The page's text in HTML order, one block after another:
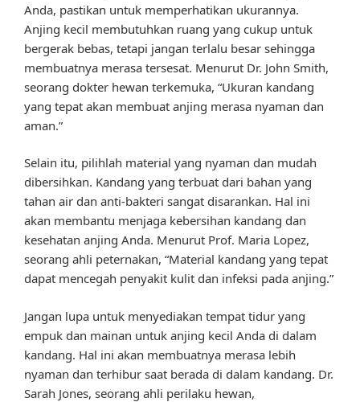
Anda, pastikan untuk memperhatikan ukurannya.
Anjing kecil membutuhkan ruang yang cukup untuk
bergerak bebas, tetapi jangan terlalu besar sehingga
membuatnya merasa tersesat. Menurut Dr. John Smith,
seorang dokter hewan terkemuka, “Ukuran kandang
yang tepat akan membuat anjing merasa nyaman dan
aman.”
Selain itu, pilihlah material yang nyaman dan mudah
dibersihkan. Kandang yang terbuat dari bahan yang
tahan air dan anti-bakteri sangat disarankan. Hal ini
akan membantu menjaga kebersihan kandang dan
kesehatan anjing Anda. Menurut Prof. Maria Lopez,
seorang ahli peternakan, “Material kandang yang tepat
dapat mencegah penyakit kulit dan infeksi pada anjing.”
Jangan lupa untuk menyediakan tempat tidur yang
empuk dan mainan untuk anjing kecil Anda di dalam
kandang. Hal ini akan membuatnya merasa lebih
nyaman dan terhibur saat berada di dalam kandang. Dr.
Sarah Jones, seorang ahli perilaku hewan,